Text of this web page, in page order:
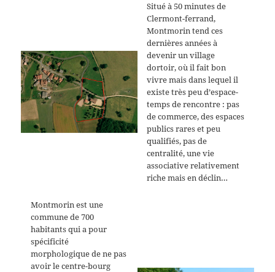
Situé à 50 minutes de
Clermont-ferrand,
Montmorin tend ces
dernières années à
devenir un village
dortoir, où il fait bon
vivre mais dans lequel il
existe très peu d’espace-
temps de rencontre : pas
de commerce, des espaces
publics rares et peu
qualifiés, pas de
centralité, une vie
associative relativement
riche mais en déclin…
Montmorin est une
commune de 700
habitants qui a pour
spécificité
morphologique de ne pas
avoir le centre-bourg